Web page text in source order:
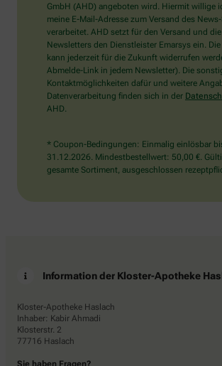
wählen
Sie
bitte
die
Tasse.
GmbH (AHD) angeboten wird. Hiermit willige
meine E-Mail-Adresse zum Versand des
verarbeitet. AHD setzt für den Versand und
Newsletters den Dienstleister Emarsys ein.
kann jederzeit für die Zukunft widerrufen
Abmelde-Link in jedem Newsletter). Die
Kontaktmöglichkeiten dafür und weitere
Datenverarbeitung finden sich in der
AHD.
* Coupon-Bedingungen: Einmalig einlösbar
31.12.2026. Mindestbestellwert: 50,00 €.
gesamte Sortiment, ausgeschlossen
Information der Kloster-Apotheke
Kloster-Apotheke Haslach
Inhaber: Kabir Ahmadi
Klosterstr. 2
77716 Haslach